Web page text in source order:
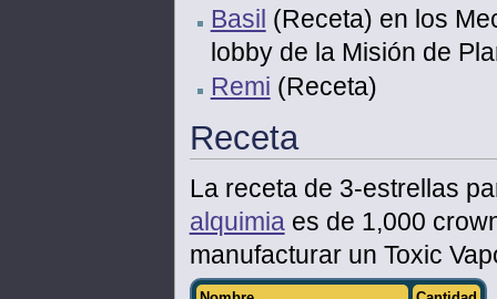
Basil (Receta) en los
lobby de la Misión de
Remi (Receta)
Receta
La receta de 3-estrellas
alquimiaes de 1,000
manufacturar un Toxic